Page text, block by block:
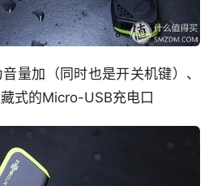
量加（同时也是开关机键）、
式的Micro-USB充电口